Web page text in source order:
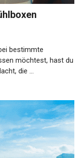
bestimmte
möchtest, hast du
die …